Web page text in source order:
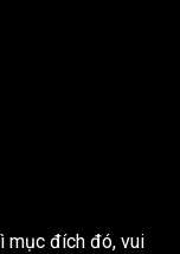
mục đích đó, vui